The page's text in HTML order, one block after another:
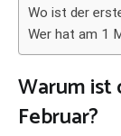
Wo ist der
Wer hat am 1
Warum ist
Februar?